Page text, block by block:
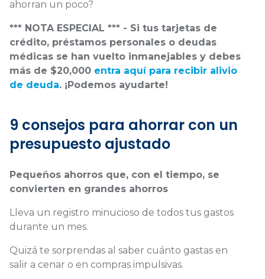
ahorran un poco?
*** NOTA ESPECIAL *** - Si tus tarjetas de
crédito, préstamos personales o deudas
médicas se han vuelto inmanejables y debes
más de $20,000 entra aquí para recibir alivio
de deuda. ¡Podemos ayudarte!
9 consejos para ahorrar con un
presupuesto ajustado
Pequeños ahorros que, con el tiempo, se
convierten en grandes ahorros
Lleva un registro minucioso de todos tus gastos
durante un mes.
Quizá te sorprendas al saber cuánto gastas en
salir a cenar o en compras impulsivas.